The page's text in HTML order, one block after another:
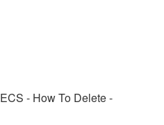
- How To Delete -